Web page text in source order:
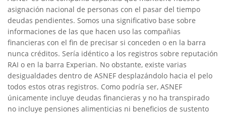
asignación nacional de personas con el pasar del tiempo
deudas pendientes. Somos una significativo base sobre
informaciones de las que hacen uso las compañias
financieras con el fin de precisar si conceden o en la barra
nunca créditos. Serí­a idéntico a los registros sobre reputación
RAI o en la barra Experian. No obstante, existe varias
desigualdades dentro de ASNEF desplazándolo hacia el pelo
todos estos otras registros. Como podrí­a ser, ASNEF
únicamente incluye deudas financieras y no ha transpirado
no incluye pensiones alimenticias ni beneficios de sustento